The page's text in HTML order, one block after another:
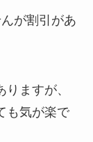
が割引があ
ますが、
も気が楽で